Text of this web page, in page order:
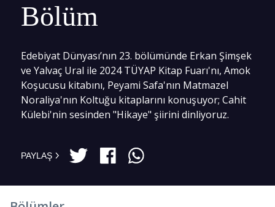
Bölüm
Edebiyat Dünyası’nın 23. bölümünde Erkan Şimşek
ve Yalvaç Ural ile 2024 TÜYAP Kitap Fuarı'nı, Amok
Koşucusu kitabını, Peyami Safa'nın Matmazel
Noraliya'nın Koltuğu kitaplarını konuşuyor; Cahit
Külebi'nin sesinden "Hikaye" şiirini dinliyoruz.
PAYLAŞ